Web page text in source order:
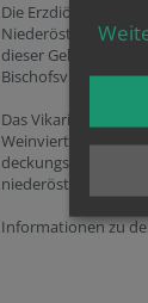
Die Erzdiözese
Niederösterreich.
dieser Gebiete ist
Bischofsvikar als
Das Vikariat Unter
Weinviertel und
deckungsgleich.
Informationen zu